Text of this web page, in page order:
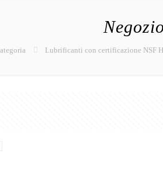
Negozio
Lubrificanti con certificazione NSF